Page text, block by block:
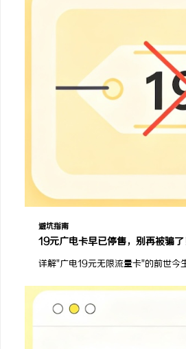
避坑指南
19元广电卡早已停售，别再被骗了
详解"广电19元无限流量卡"的前世